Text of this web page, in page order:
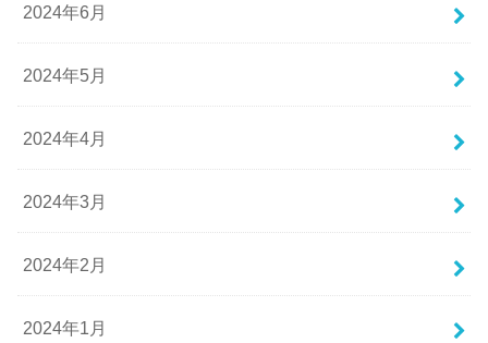
2024年6月
2024年5月
2024年4月
2024年3月
2024年2月
2024年1月